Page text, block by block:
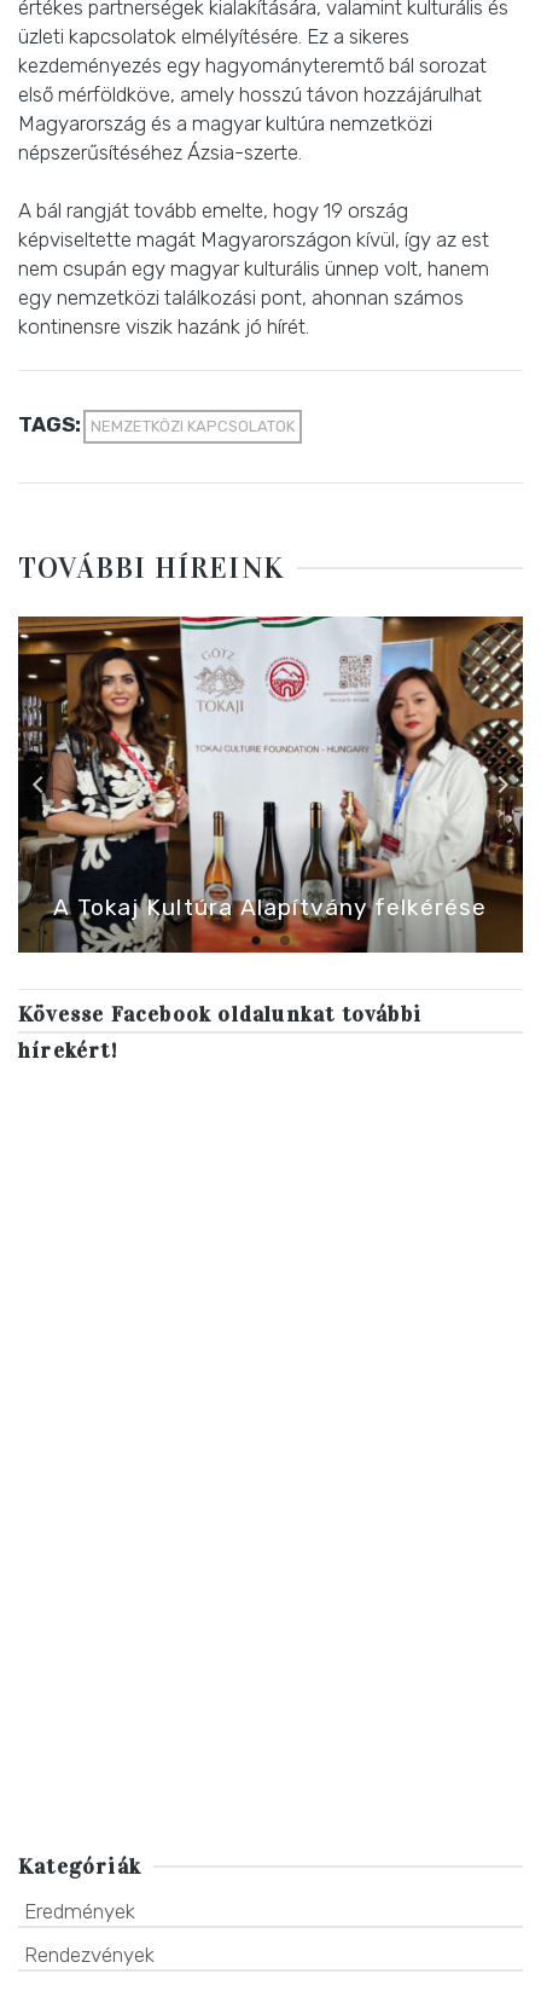
értékes partnerségek kialakítására, valamint kulturális és
üzleti kapcsolatok elmélyítésére. Ez a sikeres
kezdeményezés egy hagyományteremtő bál sorozat
első mérföldköve, amely hosszú távon hozzájárulhat
Magyarország és a magyar kultúra nemzetközi
népszerűsítéséhez Ázsia-szerte.
A bál rangját tovább emelte, hogy 19 ország
képviseltette magát Magyarországon kívül, így az est
nem csupán egy magyar kulturális ünnep volt, hanem
egy nemzetközi találkozási pont, ahonnan számos
kontinensre viszik hazánk jó hírét.
TAGS: NEMZETKÖZI KAPCSOLATOK
TOVÁBBI HÍREINK
A Tokaj Kultúra Alapítvány felkérése
Kövesse Facebook oldalunkat további
hírekért!
Kategóriák
Eredmények
Rendezvények